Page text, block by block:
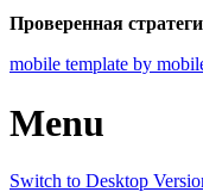
Проверенная
mobile template by
Menu
Switch to Desktop